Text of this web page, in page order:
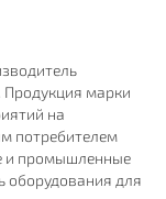
марки
на
потребителем
и промышленные
оборудования для